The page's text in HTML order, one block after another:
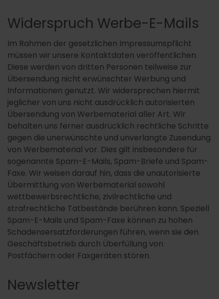
Widerspruch Werbe-E-Mails
Im Rahmen der gesetzlichen Impressumspflicht
müssen wir unsere Kontaktdaten veröffentlichen.
Diese werden von dritten Personen teilweise zur
Übersendung nicht erwünschter Werbung und
Informationen genutzt. Wir widersprechen hiermit
jeglicher von uns nicht ausdrücklich autorisierten
Übersendung von Werbematerial aller Art. Wir
behalten uns ferner ausdrücklich rechtliche Schritte
gegen die unerwünschte und unverlangte Zusendung
von Werbematerial vor. Dies gilt insbesondere für
sogenannte Spam-E-Mails, Spam-Briefe und Spam-
Faxe. Wir weisen darauf hin, dass die unautorisierte
Übermittlung von Werbematerial sowohl
wettbewerbsrechtliche, zivilrechtliche und
strafrechtliche Tatbestände berühren kann. Speziell
Spam-E-Mails und Spam-Faxe können zu hohen
Schadensersatzforderungen führen, wenn sie den
Geschäftsbetrieb durch Überfüllung von
Postfächern oder Faxgeräten stören.
Newsletter